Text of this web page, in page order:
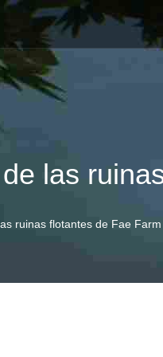
las
ruinas flotantes de Fae Farm